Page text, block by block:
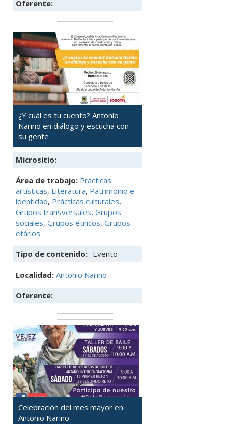
Oferente:
¿Y cuál es tu cuento? Antonio
Nariño en diálogo y escucha con
su gente
Micrositio:
Área de trabajo: Prácticas
artísticas, Literatura, Patrimonio e
identidad, Prácticas culturales,
Grupos transversales, Grupos
sociales, Grupos étnicos, Grupos
etários
Tipo de contenido: · Evento
Localidad: Antonio Nariño
Oferente:
Celebración del mes mayor en
Antonio Nariño